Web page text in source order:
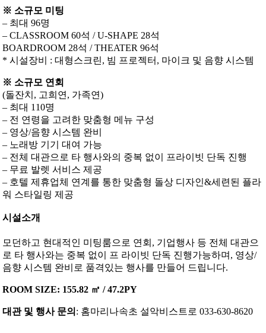
※ 소규모 미팅
– 최대 96명
– CLASSROOM 60석 / U-SHAPE 28석
BOARDROOM 28석 / THEATER 96석
* 시설장비 : 대형스크린, 빔 프로젝터, 마이크 및 음향 시스템
※ 소규모 연회
(돌잔치, 고희연, 가족연)
– 최대 110명
– 전 연령을 고려한 맞춤형 메뉴 구성
– 영상/음향 시스템 완비
– 노래방 기기 대여 가능
– 전체 대관으로 타 행사와의 중복 없이 프라이빗 단독 진행
– 무료 발렛 서비스 제공
– 호텔 제휴업체 연계를 통한 맞춤형 돌상 디자인&세련된 플라
워 스타일링 제공
시설소개
모던하고 현대적인 미팅룸으로 연회, 기업행사 등 전체 대관으
로 타 행사와는 중복 없이 프 라이빗 단독 진행가능하며, 영상/
음향 시스템 완비로 품격있는 행사를 만들어 드립니다.
ROOM SIZE: 155.82 ㎡ / 47.2PY
대관 및 행사 문의 : 홈마리나속초 설악비스트로 033-630-8620